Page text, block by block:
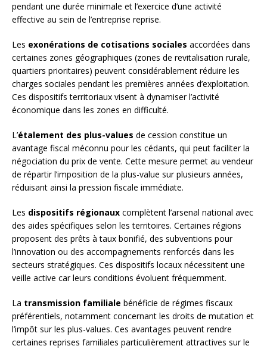
pendant une durée minimale et l’exercice d’une activité
effective au sein de l’entreprise reprise.
Les exonérations de cotisations sociales accordées dans
certaines zones géographiques (zones de revitalisation rurale,
quartiers prioritaires) peuvent considérablement réduire les
charges sociales pendant les premières années d’exploitation.
Ces dispositifs territoriaux visent à dynamiser l’activité
économique dans les zones en difficulté.
L’étalement des plus-values de cession constitue un
avantage fiscal méconnu pour les cédants, qui peut faciliter la
négociation du prix de vente. Cette mesure permet au vendeur
de répartir l’imposition de la plus-value sur plusieurs années,
réduisant ainsi la pression fiscale immédiate.
Les dispositifs régionaux complètent l’arsenal national avec
des aides spécifiques selon les territoires. Certaines régions
proposent des prêts à taux bonifié, des subventions pour
l’innovation ou des accompagnements renforcés dans les
secteurs stratégiques. Ces dispositifs locaux nécessitent une
veille active car leurs conditions évoluent fréquemment.
La transmission familiale bénéficie de régimes fiscaux
préférentiels, notamment concernant les droits de mutation et
l’impôt sur les plus-values. Ces avantages peuvent rendre
certaines reprises familiales particulièrement attractives sur le